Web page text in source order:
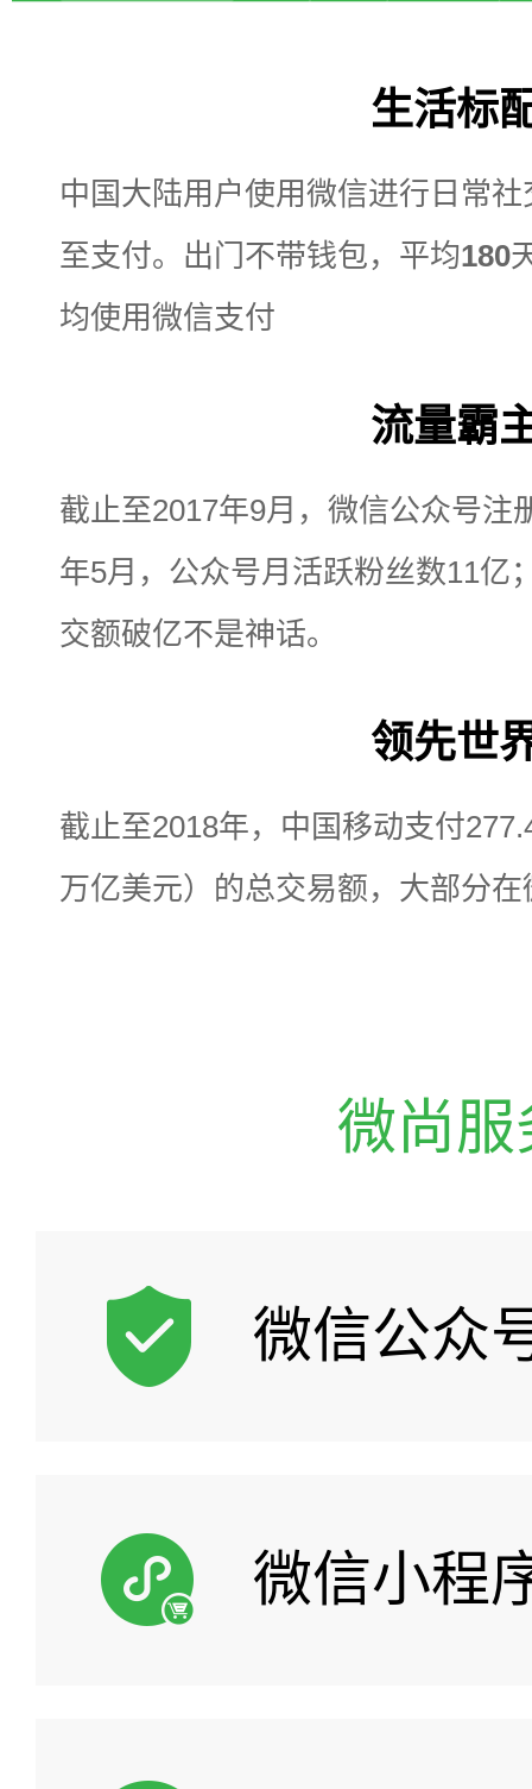
生活标
中国大陆用户使用微信进行日常
至支付。出门不带钱包，平均180
均使用微信支付
流量霸
截止至2017年9月，微信公众号注
年5月，公众号月活跃粉丝数11亿
交额破亿不是神话。
领先世
截止至2018年，中国移动支付
万亿美元）的总交易额，大部分
微尚服
微信公众
微信小程